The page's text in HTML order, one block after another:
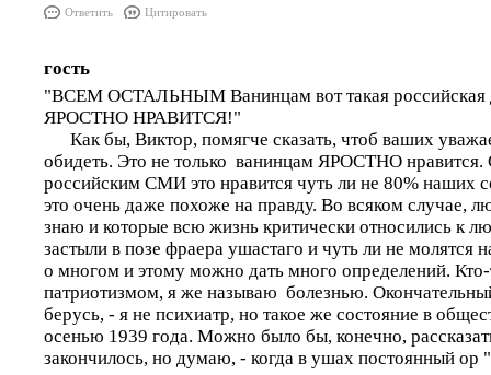
Ответить Цитировать
гость
"ВСЕМ ОСТАЛЬНЫМ Ванинцам вот такая российская
ЯРОСТНО НРАВИТСЯ!"
Как бы, Виктор, помягче сказать, чтоб ваших
обидеть. Это не только ванинцам ЯРОСТНО нравится.
российским СМИ это нравится чуть ли не 80% наших
это очень даже похоже на правду. Во всяком случае,
знаю и которые всю жизнь критически относились к
застыли в позе фраера ушастаго и чуть ли не молятся
о многом и этому можно дать много определений. Кто-
патриотизмом, я же называю болезнью.
берусь, - я не психиатр, но такое же состояние в
осенью 1939 года. Можно было бы, конечно,
закончилось, но думаю, - когда в ушах постоянный